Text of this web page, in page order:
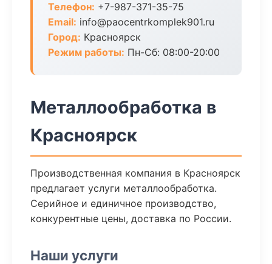
Телефон: +7-987-371-35-75
Email: info@paocentrkomplek901.ru
Город: Красноярск
Режим работы: Пн-Сб: 08:00-20:00
Металлообработка в
Красноярск
Производственная компания в Красноярск
предлагает услуги металлообработка.
Серийное и единичное производство,
конкурентные цены, доставка по России.
Наши услуги